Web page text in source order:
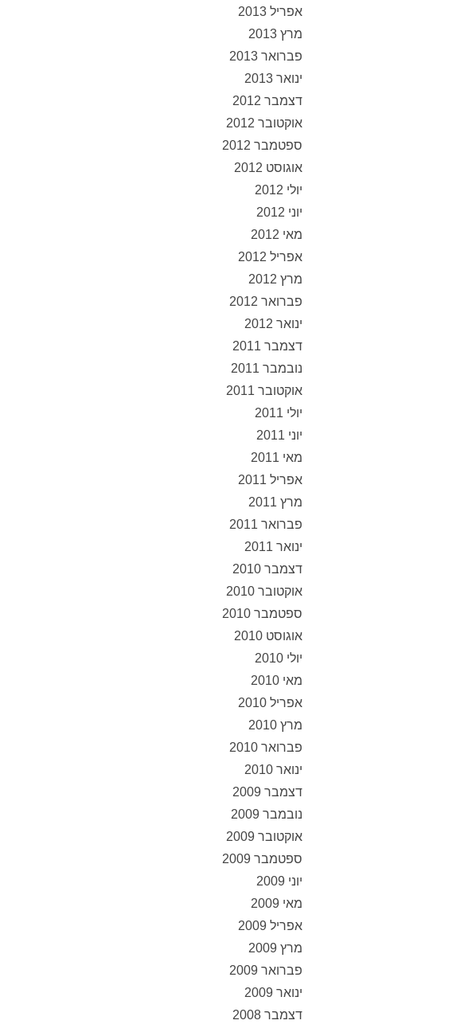
אפריל 2013
מרץ 2013
פברואר 2013
ינואר 2013
דצמבר 2012
אוקטובר 2012
ספטמבר 2012
אוגוסט 2012
יולי 2012
יוני 2012
מאי 2012
אפריל 2012
מרץ 2012
פברואר 2012
ינואר 2012
דצמבר 2011
נובמבר 2011
אוקטובר 2011
יולי 2011
יוני 2011
מאי 2011
אפריל 2011
מרץ 2011
פברואר 2011
ינואר 2011
דצמבר 2010
אוקטובר 2010
ספטמבר 2010
אוגוסט 2010
יולי 2010
מאי 2010
אפריל 2010
מרץ 2010
פברואר 2010
ינואר 2010
דצמבר 2009
נובמבר 2009
אוקטובר 2009
ספטמבר 2009
יוני 2009
מאי 2009
אפריל 2009
מרץ 2009
פברואר 2009
ינואר 2009
דצמבר 2008